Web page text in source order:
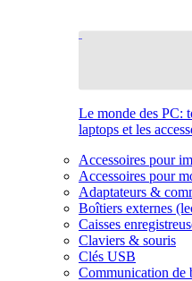
Le monde des PC:
laptops et les
Accessoires pour
Accessoires pour
Adaptateurs &
Boîtiers externes
Caisses
Claviers & souris
Clés USB
Communication de